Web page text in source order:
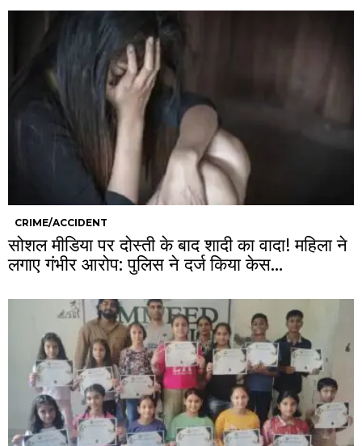
CRIME/ACCIDENT
सोशल मीडिया पर दोस्ती के बाद शादी का वादा! महिला ने
लगाए गंभीर आरोप: पुलिस ने दर्ज किया केस…